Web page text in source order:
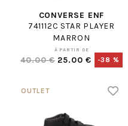
CONVERSE ENF
741112C STAR PLAYER
MARRON
À PARTIR DE
40.00 € 25.00 € -38 %